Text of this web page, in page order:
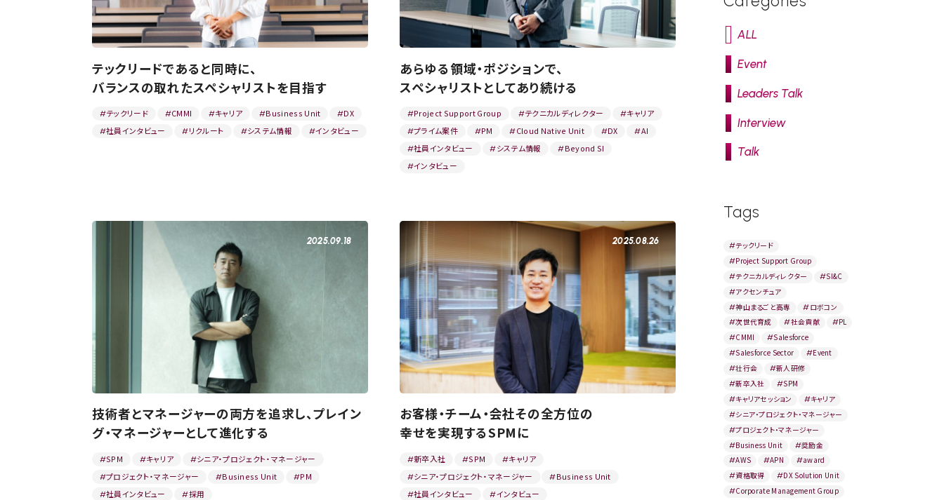
テックリードであると同時に、
バランスの取れたスペシャリストを目指す
#テックリード #CMMI #キャリア #Business Unit #DX
#社員インタビュー #リクルート #システム情報 #インタビュー
あらゆる領域・ポジションで、
スペシャリストとしてあり続ける
#Project Support Group #テクニカルディレクター #キャリア
#プライム案件 #PM #Cloud Native Unit #DX #AI
#社員インタビュー #システム情報 #Beyond SI
#インタビュー
2025.09.18
技術者とマネージャーの両方を追求し、プレイン
グ・マネージャーとして進化する
#SPM #キャリア #シニア・プロジェクト・マネージャー
#プロジェクト・マネージャー #Business Unit #PM
#社員インタビュー #採用
2025.08.26
お客様・チーム・会社その全方位の
幸せを実現するSPMに
#新卒入社 #SPM #キャリア
#シニア・プロジェクト・マネージャー #Business Unit
#社員インタビュー #インタビュー
ALL
Event
Leaders Talk
Interview
Talk
Tags
#テックリード
#Project Support Group
#テクニカルディレクター #SI&C
#アクセンチュア
#神山まるごと高専 #ロボコン
#次世代育成 #社会貢献 #PL
#CMMI #Salesforce
#Salesforce Sector #Event
#壮行会 #新人研修
#新卒入社 #SPM
#キャリアセッション #キャリア
#シニア・プロジェクト・マネージャー
#プロジェクト・マネージャー
#Business Unit #奨励金
#AWS #APN #award
#資格取得 #DX Solution Unit
#Corporate Management Group